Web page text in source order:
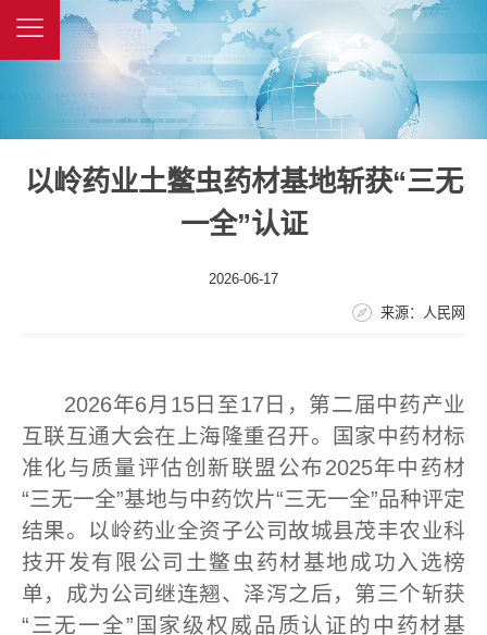
以岭药业土鳖虫药材基地斩获“三无
一全”认证
2026-06-17
来源：人民网
2026年6月15日至17日，第二届中药产业
互联互通大会在上海隆重召开。国家中药材标
准化与质量评估创新联盟公布2025年中药材
“三无一全”基地与中药饮片“三无一全”品种评定
结果。以岭药业全资子公司故城县茂丰农业科
技开发有限公司土鳖虫药材基地成功入选榜
单，成为公司继连翘、泽泻之后，第三个斩获
“三无一全”国家级权威品质认证的中药材基